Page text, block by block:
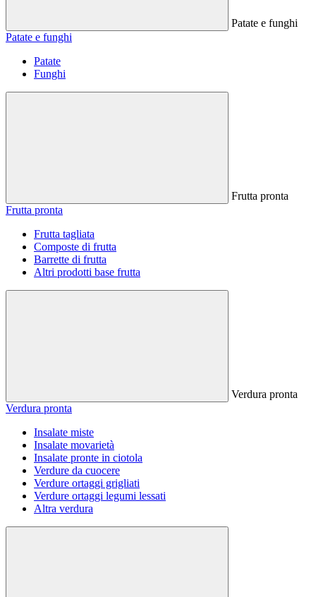
Patate e funghi
Patate e funghi
Patate
Funghi
Frutta pronta
Frutta pronta
Frutta tagliata
Composte di frutta
Barrette di frutta
Altri prodotti base frutta
Verdura pronta
Verdura pronta
Insalate miste
Insalate movarietà
Insalate pronte in ciotola
Verdure da cuocere
Verdure ortaggi grigliati
Verdure ortaggi legumi lessati
Altra verdura